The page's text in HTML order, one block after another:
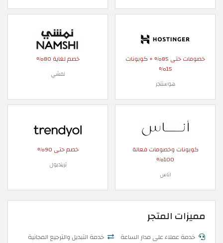
خصومات حتى 85% + كوبونات
15%
هوستنجر
خصم لغاية 80%
نمشي
كوبونات وخصومات فعالة
100%
اناس
خصم حتى 90%
ترينديول
مميزات المتجر
خدمة عملاء على مدار الساعة خدمة التبديل والترجيع المجانية